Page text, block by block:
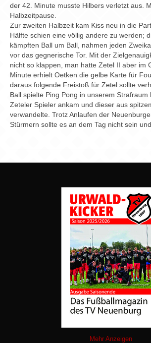
der 42. Minute musste Hilbers verletzt aus.
Halbzeitpause.
Zur zweiten Halbzeit kam Kiss neu in die
Hälfte schien eine völlig andere zu werden;
kämpften Ball um Ball, nahmen jeden
vor das gegnerische Tor. Mit der
nicht so klappen, man hatte Zetel II aber im
Minute erhielt Oetken die gelbe Karte für
daraus folgende Freistoß für Zetel sollte
Ball spielte Ping Pong in unserem Strafraum
Zeteler Spieler ankam und dieser aus
verwandelte. Trotz Anlaufen der
Stürmern sollte es an dem Tag nicht sein
Mehr Anzeigen